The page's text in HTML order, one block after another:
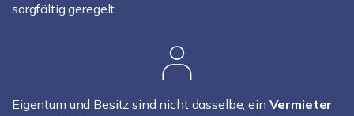
sorgfältig geregelt.
Eigentum und Besitz sind nicht dasselbe; ein Vermieter